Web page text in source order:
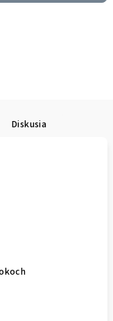
Diskusia